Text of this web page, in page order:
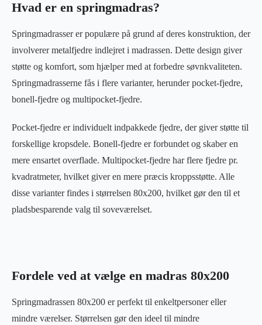
Hvad er en springmadras?
Springmadrasser er populære på grund af deres konstruktion, der
involverer metalfjedre indlejret i madrassen. Dette design giver
støtte og komfort, som hjælper med at forbedre søvnkvaliteten.
Springmadrasserne fås i flere varianter, herunder pocket-fjedre,
bonell-fjedre og multipocket-fjedre.
Pocket-fjedre er individuelt indpakkede fjedre, der giver støtte til
forskellige kropsdele. Bonell-fjedre er forbundet og skaber en
mere ensartet overflade. Multipocket-fjedre har flere fjedre pr.
kvadratmeter, hvilket giver en mere præcis kroppsstøtte. Alle
disse varianter findes i størrelsen 80x200, hvilket gør den til et
pladsbesparende valg til soveværelset.
Fordele ved at vælge en madras 80x200
Springmadrassen 80x200 er perfekt til enkeltpersoner eller
mindre værelser. Størrelsen gør den ideel til mindre